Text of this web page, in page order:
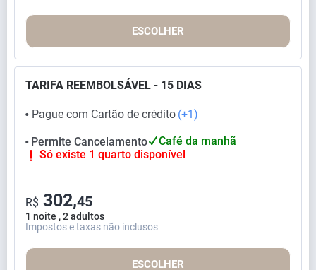
ESCOLHER
TARIFA REEMBOLSÁVEL - 15 DIAS
⬤ Pague com Cartão de crédito (+1)
⬤ Permite Cancelamento
Café da manhã
Só existe 1 quarto disponível
1 noite , 2 adultos
R$ 302,45
Impostos e taxas não inclusos
ESCOLHER